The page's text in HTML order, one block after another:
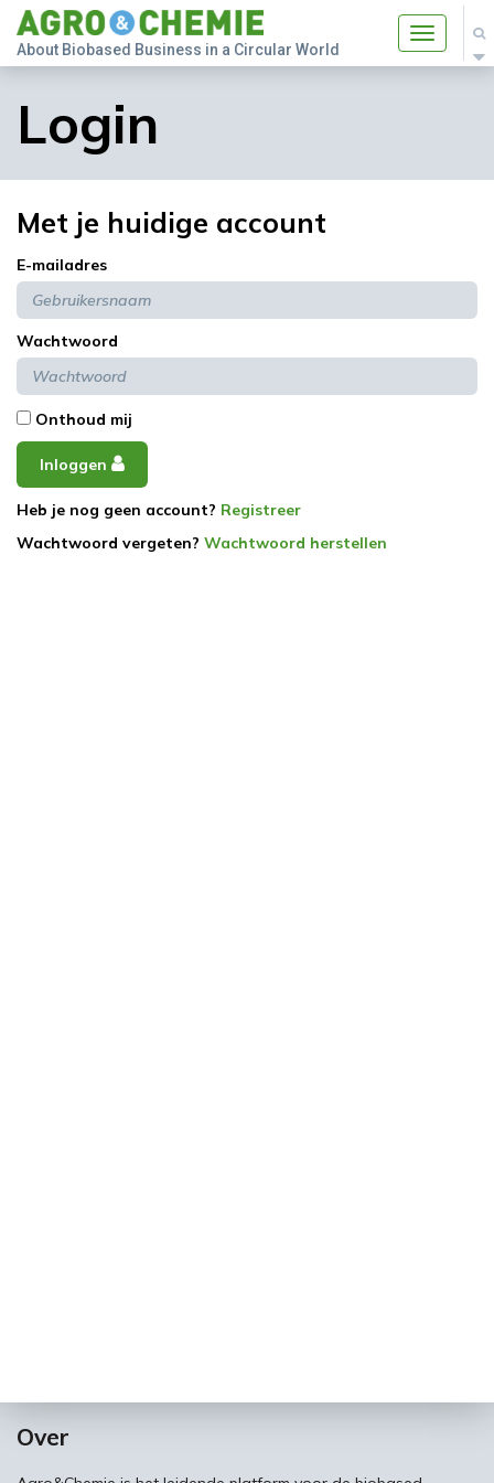
Toggle
About Biobased Business in a Circular World
Login
Met je huidige account
E-mailadres
Wachtwoord
Onthoud mij
Inloggen
Heb je nog geen account? Registreer
Wachtwoord vergeten? Wachtwoord herstellen
Over